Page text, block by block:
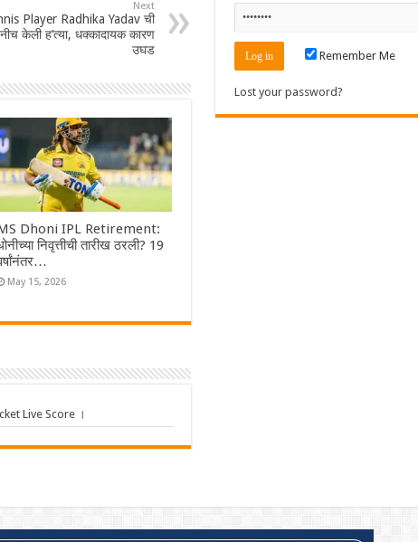
Next
Player Radhika Yadav ची
केली ह’त्या, धक्कादायक कारण
उघड
Dhoni IPL Retirement:
निवृत्तीची तारीख ठरली? 19
May 15, 2026
Live Score ।
Remember Me
Lost your password?